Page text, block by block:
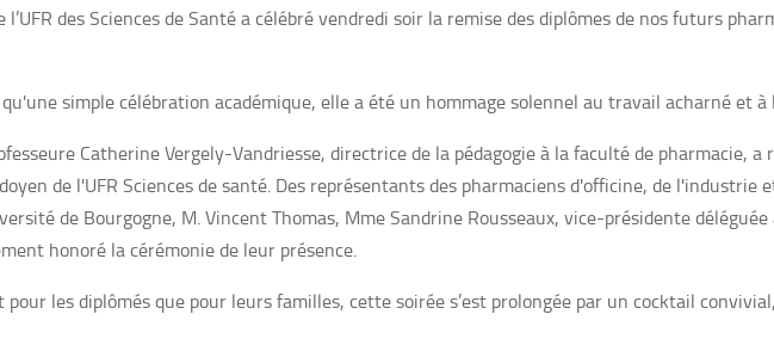
des Sciences de Santé a célébré vendredi soir la remise des diplômes de nos futurs
simple célébration académique, elle a été un hommage solennel au travail acharné et
Catherine Vergely-Vandriesse, directrice de la pédagogie à la faculté de pharmacie,
de l'UFR Sciences de santé. Des représentants des pharmaciens d'officine, de
de Bourgogne, M. Vincent Thomas, Mme Sandrine Rousseaux, vice-présidente
honoré la cérémonie de leur présence.
les diplômés que pour leurs familles, cette soirée s’est prolongée par un cocktail